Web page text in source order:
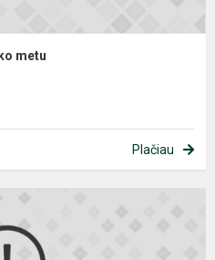
metu
Plačiau